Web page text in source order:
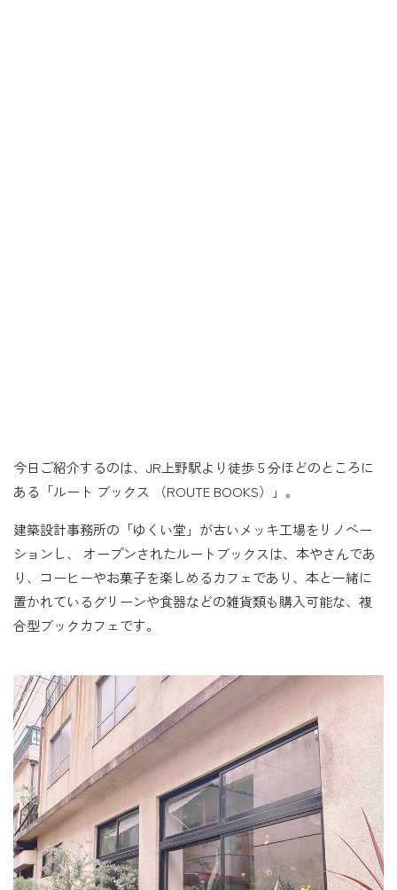
今日ご紹介するのは、JR上野駅より徒歩５分ほどのところに
ある「ルート ブックス （ROUTE BOOKS）」。
建築設計事務所の「ゆくい堂」が古いメッキ工場をリノベー
ションし、 オープンされたルートブックスは、本やさんであ
り、コーヒーやお菓子を楽しめるカフェであり、本と一緒に
置かれているグリーンや食器などの雑貨類も購入可能な、複
合型ブックカフェです。